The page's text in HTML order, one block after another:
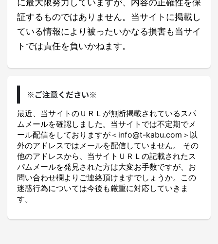
に最大限努力していますが、内容の正確性を保
証するものではありません。当サイトに掲載し
ている情報により被ったいかなる損害も当サイ
トでは責任を負いかねます。
※ご注意ください※
最近、当サイトのＵＲＬが無断掲載されているスパ
ムメールを確認しました。当サイトでは不定期でメ
ール配信をしておりますが＜info@t-kabu.com＞以
外のアドレスではメールを配信していません。 その
他のアドレスから、当サイトＵＲＬの記載されたス
パムメールを発見された方は大変お手数ですが、お
問い合わせ欄よりご連絡頂けますでしょうか。この
迷惑行為については今後も厳重に対応していきま
す。